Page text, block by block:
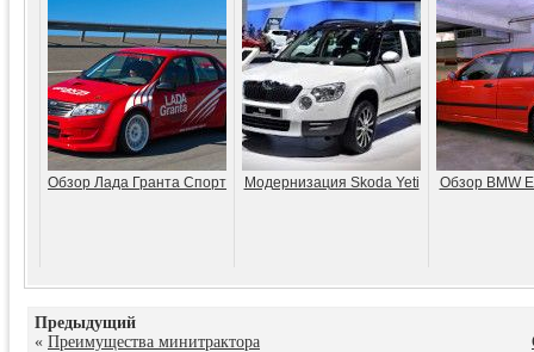
Обзор Лада Гранта Спорт Модернизация Skoda Yeti Обзор BMW
Предыдущий
« Преимущества минитрактора